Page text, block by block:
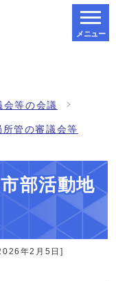
メニュー
会等の会議
管の審議会等
部活動地
年2月5日]